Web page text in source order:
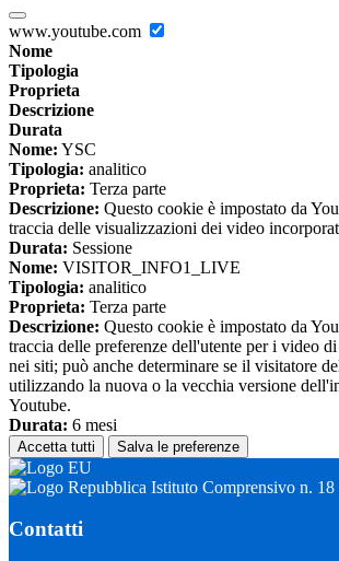
www.youtube.com
Nome
Tipologia
Proprieta
Descrizione
Durata
Nome: YSC
Tipologia: analitico
Proprieta: Terza parte
Descrizione: Questo cookie è impostato da
traccia delle visualizzazioni dei video
Durata: Sessione
Nome: VISITOR_INFO1_LIVE
Tipologia: analitico
Proprieta: Terza parte
Descrizione: Questo cookie è impostato da
traccia delle preferenze dell'utente per i video
nei siti; può anche determinare se il visitatore
utilizzando la nuova o la vecchia versione
Youtube.
Durata: 6 mesi
Accetta tutti Salva le preferenze
Istituto Comprensivo n. 18
Contatti